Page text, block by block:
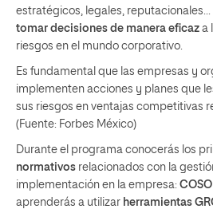
estratégicos, legales,
tomar decisiones de manera eficaz a
riesgos en el mundo corporativo.
Es fundamental que las empresas y
implementen acciones y planes que
sus riesgos en ventajas competitivas
(Fuente: Forbes México)
Durante el programa conocerás los
normativos relacionados con la
implementación en la empresa:
aprenderás a utilizar herramientas